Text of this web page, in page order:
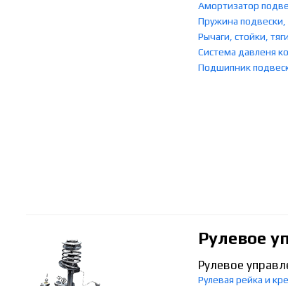
Амортизатор
Пружина
Рычаги, стойки,
Система давленя
Подшипник
Рулевое
Рулевое
Рулевая рейка и